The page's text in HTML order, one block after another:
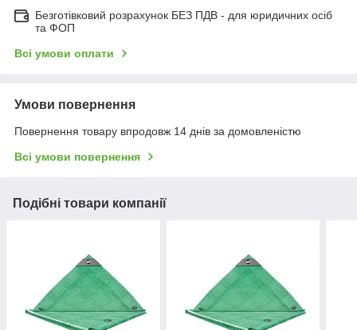
Безготівковий розрахунок БЕЗ ПДВ - для юридичних осіб
та ФОП
Всі умови оплати
Умови повернення
Повернення товару впродовж 14 днів за домовленістю
Всі умови повернення
Подібні товари компанії